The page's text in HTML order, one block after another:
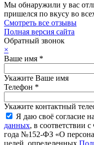
Мы обнаружили у вас
пришелся по вкусу во
Смотреть все отзывы
Полная версия сайта
Обратный звонок
×
Ваше имя *
Укажите Ваше имя
Телефон *
Укажите контактный
Я даю своё согласие на
данных, в соответствии
года №152-ФЗ «О
целей, определенных